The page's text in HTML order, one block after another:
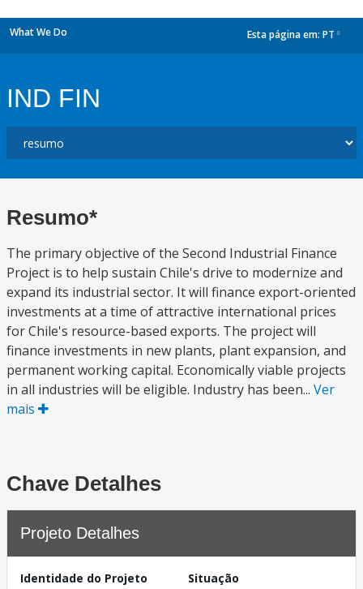
What We Do Esta página em: PT
IND FIN
Resumo*
The primary objective of the Second Industrial Finance
Project is to help sustain Chile's drive to modernize and
expand its industrial sector. It will finance export-oriented
investments at a time of attractive international prices
for Chile's resource-based exports. The project will
finance investments in new plants, plant expansion, and
permanent working capital. Economically viable projects
in all industries will be eligible. Industry has been... Ver
mais
Chave Detalhes
Projeto Detalhes
Identidade do Projeto
Situação